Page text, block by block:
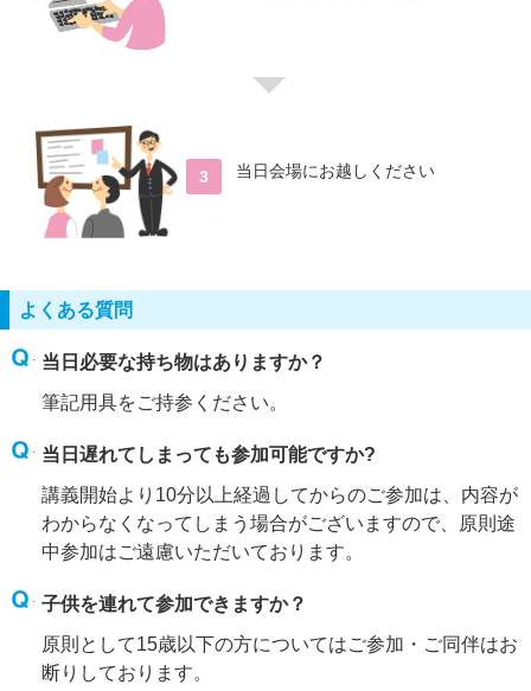
3 当日会場にお越しください
よくある質問
当日必要な持ち物はありますか？
筆記用具をご持参ください。
当日遅れてしまっても参加可能ですか?
講義開始より10分以上経過してからのご参加は、内容が
わからなくなってしまう場合がございますので、原則途
中参加はご遠慮いただいております。
子供を連れて参加できますか？
原則として15歳以下の方についてはご参加・ご同伴はお
断りしております。